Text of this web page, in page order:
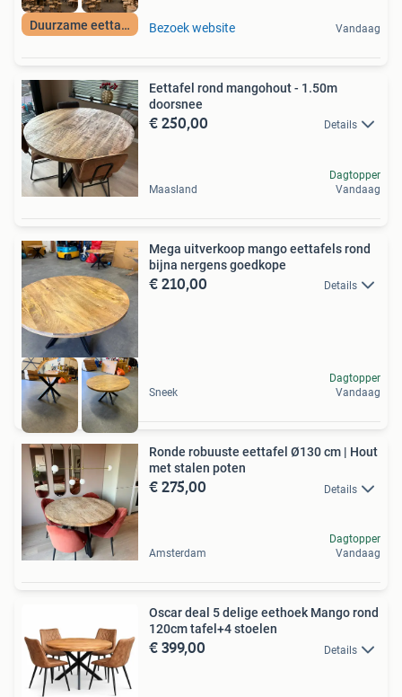
Duurzame eettafels Bezoek website Vandaag
Eettafel rond mangohout - 1.50m
doorsnee
€ 250,00 Details
Maasland
Dagtopper
Vandaag
Mega uitverkoop mango eettafels rond
bijna nergens goedkope
€ 210,00 Details
Sneek
Dagtopper
Vandaag
Ronde robuuste eettafel Ø130 cm | Hout
met stalen poten
€ 275,00 Details
Amsterdam
Dagtopper
Vandaag
Oscar deal 5 delige eethoek Mango rond
120cm tafel+4 stoelen
€ 399,00 Details